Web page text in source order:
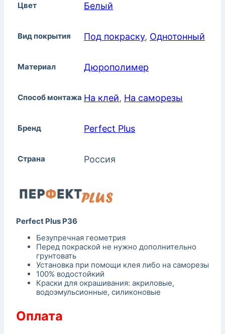
Цвет Белый
Вид покрытия Под покраску, Однотонный
Материал Дюрополимер
Способ монтажа На клей, На саморезы
Бренд Perfect Plus
Страна Россия
Perfect Plus P36
Безупречная геометрия
Перед покраской не нужно дополнительно
грунтовать
Установка при помощи клея либо на саморезы
100% водостойкий
Краски для окрашивания: акриловые,
водоэмульсионные, силиконовые
Оплата